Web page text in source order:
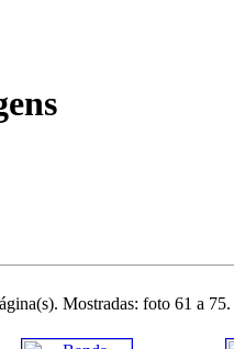
Mostradas: foto 61 a 75.